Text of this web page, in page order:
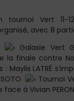
tournoi Vert 11-
avec 8
Galaxie Vert
la finale contre
: Maylis LATRÉ
Tournoi
face à Vivian PERON